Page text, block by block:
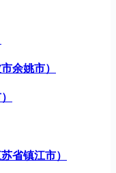
余姚市）
省镇江市）